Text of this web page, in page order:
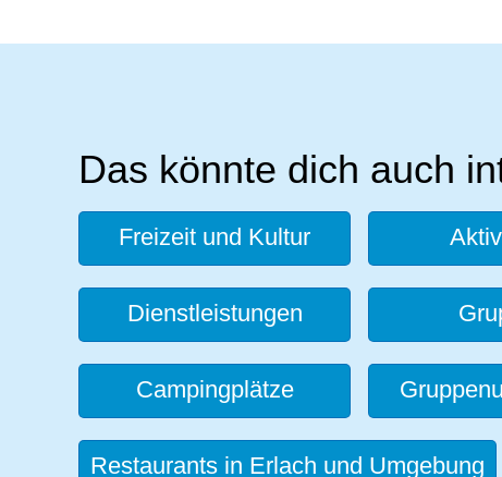
Das könnte dich auch
Freizeit und Kultur
Dienstleistungen
Campingplätze
Restaurants in Erlach und Umgebung